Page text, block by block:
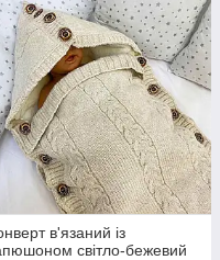
в'язаний із
світло-бежевий